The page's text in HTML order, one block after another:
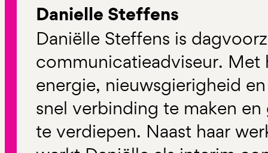
Danielle Steffens
Daniëlle Steffens is
communicatieadviseur. Met
energie, nieuwsgierigheid
snel verbinding te maken
te verdiepen. Naast haar